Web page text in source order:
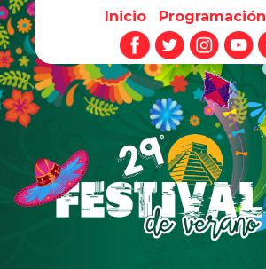
Pasar al contenido principal
Inicio Programación